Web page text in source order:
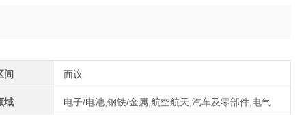
间 面议
域 电子/电池,钢铁/金属,航空航天,汽车及零部件,电气